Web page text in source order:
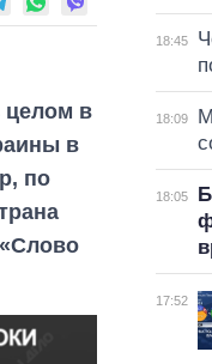
целом в
в
по
18:45
18:09
18:05
17:52